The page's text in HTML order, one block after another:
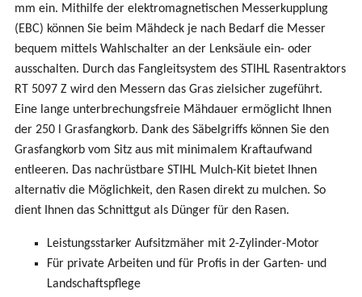
mm ein. Mithilfe der elektromagnetischen Messerkupplung
(EBC) können Sie beim Mähdeck je nach Bedarf die Messer
bequem mittels Wahlschalter an der Lenksäule ein- oder
ausschalten. Durch das Fangleitsystem des STIHL Rasentraktors
RT 5097 Z wird den Messern das Gras zielsicher zugeführt.
Eine lange unterbrechungsfreie Mähdauer ermöglicht Ihnen
der 250 l Grasfangkorb. Dank des Säbelgriffs können Sie den
Grasfangkorb vom Sitz aus mit minimalem Kraftaufwand
entleeren. Das nachrüstbare STIHL Mulch-Kit bietet Ihnen
alternativ die Möglichkeit, den Rasen direkt zu mulchen. So
dient Ihnen das Schnittgut als Dünger für den Rasen.
Leistungsstarker Aufsitzmäher mit 2-Zylinder-Motor
Für private Arbeiten und für Profis in der Garten- und
Landschaftspflege